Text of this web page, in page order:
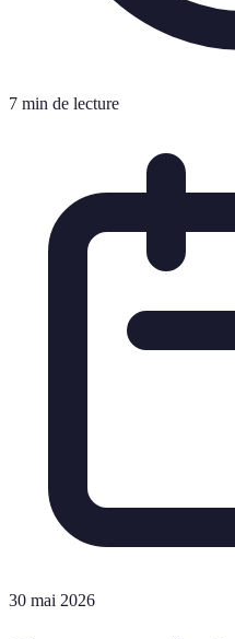
7 min de lecture
30 mai 2026